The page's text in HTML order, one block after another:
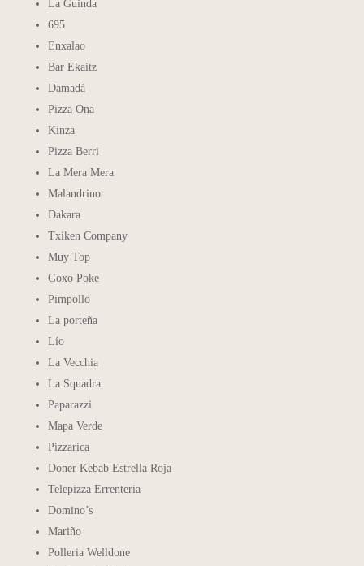
La Guinda
695
Enxalao
Bar Ekaitz
Damadá
Pizza Ona
Kinza
Pizza Berri
La Mera Mera
Malandrino
Dakara
Txiken Company
Muy Top
Goxo Poke
Pimpollo
La porteña
Lío
La Vecchia
La Squadra
Paparazzi
Mapa Verde
Pizzarica
Doner Kebab Estrella Roja
Telepizza Errenteria
Domino’s
Mariño
Polleria Welldone